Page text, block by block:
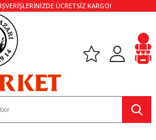
ÜCRETSİZ KARGO!